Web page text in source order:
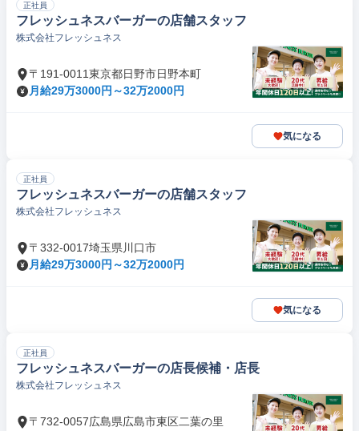
正社員
フレッシュネスバーガーの店舗スタッフ
株式会社フレッシュネス
〒191-0011東京都日野市日野本町
月給29万3000円～32万2000円
気になる
正社員
フレッシュネスバーガーの店舗スタッフ
株式会社フレッシュネス
〒332-0017埼玉県川口市
月給29万3000円～32万2000円
気になる
正社員
フレッシュネスバーガーの店長候補・店長
株式会社フレッシュネス
〒732-0057広島県広島市東区二葉の里